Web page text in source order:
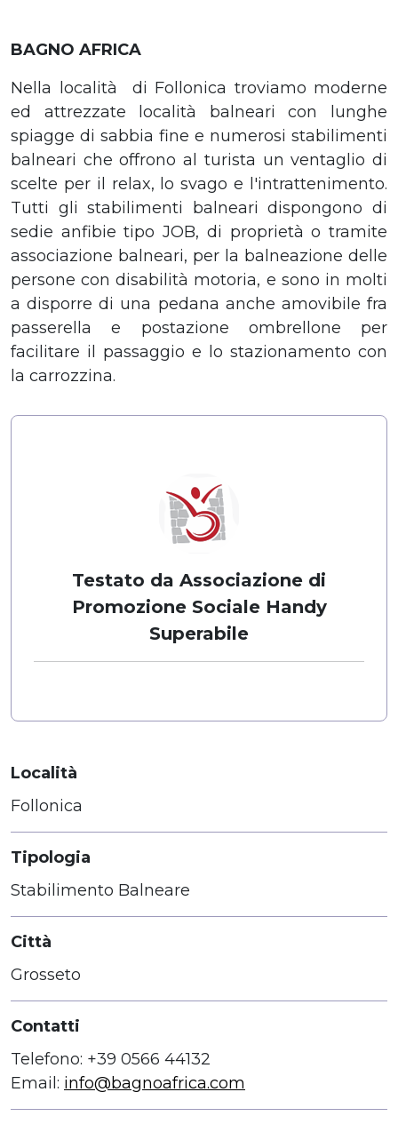
BAGNO AFRICA
Nella località di Follonica troviamo moderne
ed attrezzate località balneari con lunghe
spiagge di sabbia fine e numerosi stabilimenti
balneari che offrono al turista un ventaglio di
scelte per il relax, lo svago e l'intrattenimento.
Tutti gli stabilimenti balneari dispongono di
sedie anfibie tipo JOB, di proprietà o tramite
associazione balneari, per la balneazione delle
persone con disabilità motoria, e sono in molti
a disporre di una pedana anche amovibile fra
passerella e postazione ombrellone per
facilitare il passaggio e lo stazionamento con
la carrozzina.
Testato da Associazione di
Promozione Sociale Handy
Superabile
Località
Follonica
Tipologia
Stabilimento Balneare
Città
Grosseto
Contatti
Telefono: +39 0566 44132
Email: info@bagnoafrica.com